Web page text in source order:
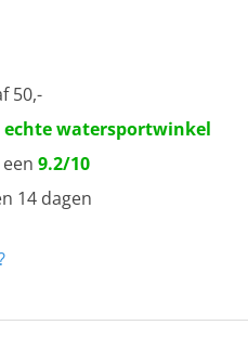
50,-
echte watersportwinkel
9.2/10
14 dagen